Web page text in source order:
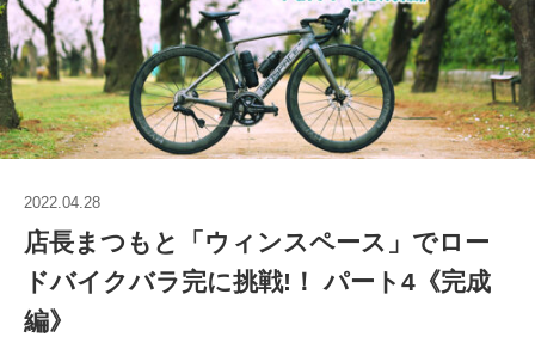
2022.04.28
店長まつもと「ウィンスペース」でロー
ドバイクバラ完に挑戦!！ パート4《完成
編》